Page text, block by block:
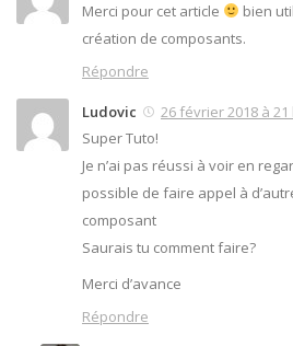
Merci pour cet article
bien
création de composants.
Répondre
Ludovic
26 février 2018 à 21
Super Tuto!
Je n’ai pas réussi à voir en
possible de faire appel à
composant
Saurais tu comment faire?
Merci d’avance
Répondre